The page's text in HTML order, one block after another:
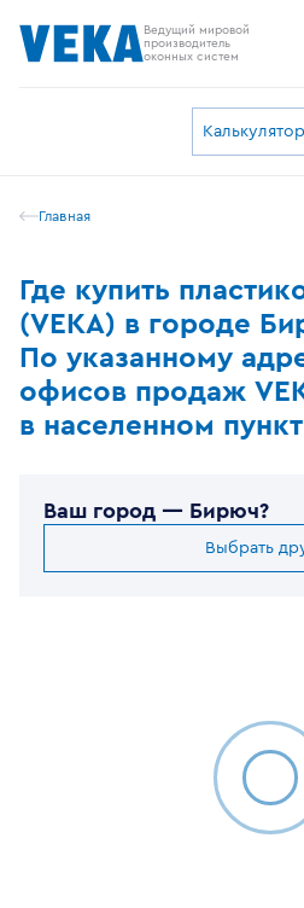
Ведущий мировой
производитель
оконных систем
Калькулятор
Главная
Где купить
(VEKA) в городе
По указанному
офисов продаж
в населенном
Ваш город — Бирюч?
Выбрать